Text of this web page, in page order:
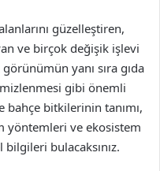
güzelleştiren,
ve birçok değişik işlevi
yanı sıra gıda
gibi önemli
bitkilerinin tanımı,
yöntemleri ve ekosistem
bulacaksınız.